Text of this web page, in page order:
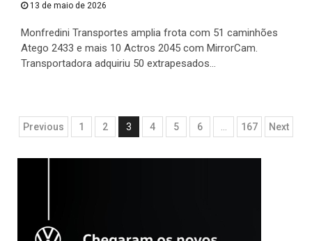
13 de maio de 2026
Monfredini Transportes amplia frota com 51 caminhões
Atego 2433 e mais 10 Actros 2045 com MirrorCam.
Transportadora adquiriu 50 extrapesados...
Paginação
Previous 1 2 3 4 5 6 167 Next